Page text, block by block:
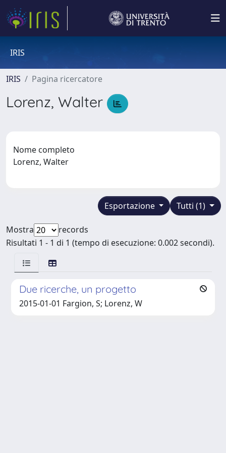
IRIS
IRIS Pagina ricercatore
Lorenz, Walter
Nome completo
Lorenz, Walter
Tutti (1)
Esportazione
Mostra
records
Risultati 1 - 1 di 1 (tempo di esecuzione: 0.002 secondi).
Due ricerche, un progetto
2015-01-01 Fargion, S; Lorenz, W